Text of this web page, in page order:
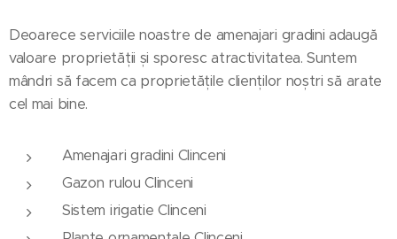
Deoarece serviciile noastre de amenajari gradini adaugă
valoare proprietății și sporesc atractivitatea. Suntem
mândri să facem ca proprietățile clienților noștri să arate
cel mai bine.
Amenajari gradini Clinceni
Gazon rulou Clinceni
Sistem irigatie Clinceni